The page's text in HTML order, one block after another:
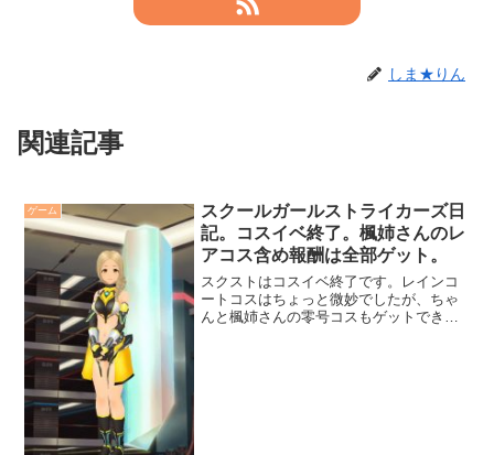
しま★りん
関連記事
ゲーム
スクールガールストライカーズ日
記。コスイベ終了。楓姉さんのレ
アコス含め報酬は全部ゲット。
スクストはコスイベ終了です。レインコ
ートコスはちょっと微妙でしたが、ちゃ
んと楓姉さんの零号コスもゲットできま